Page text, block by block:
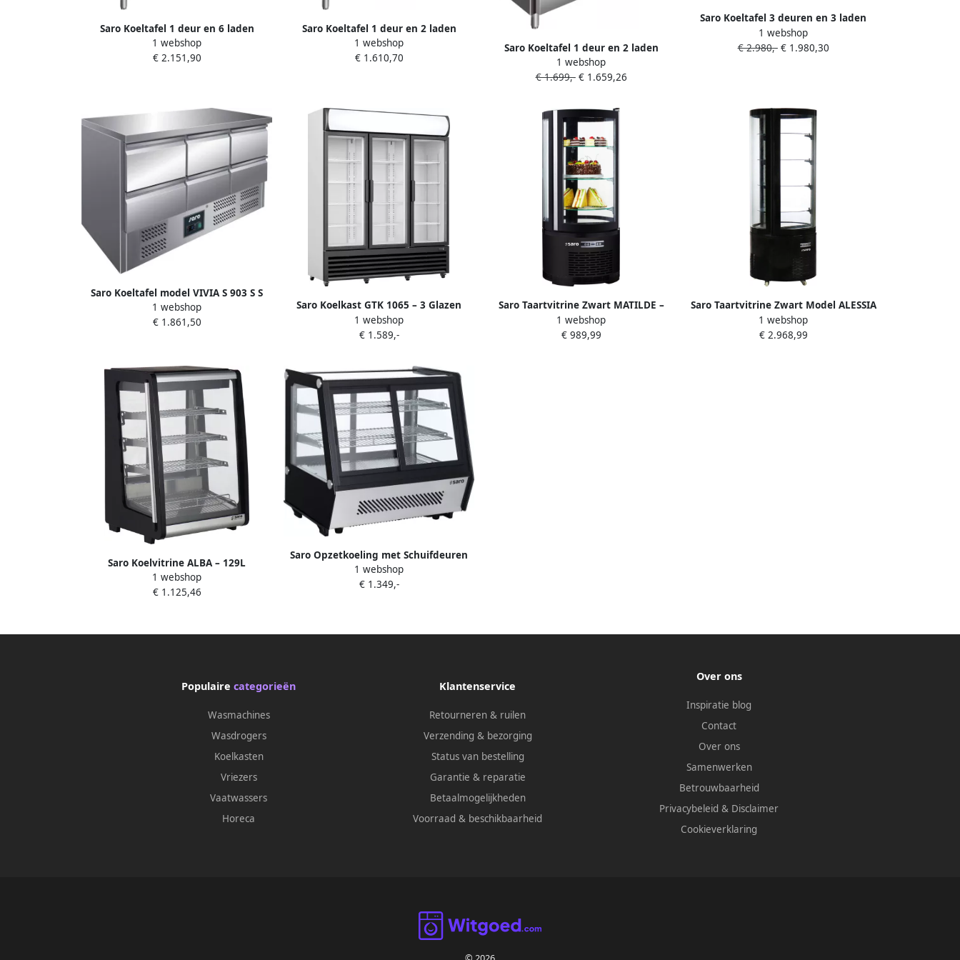
Saro Koeltafel 1 deur en 6 laden
Compressor uitneembaar 323-10719
1 webshop
€ 2.151,90
Saro Koeltafel 1 deur en 2 laden
Compressor uitneembaar 323-10716
1 webshop
€ 1.610,70
Saro Koeltafel 1 deur en 2 laden
Compressor uitneembaar 323-10701
1 webshop
€ 1.699,-€ 1.659,26
Saro Koeltafel 3 deuren en 3 laden
Compressor uitneembaar 323-10722
1 webshop
€ 2.980,-€ 1.980,30
Saro Koeltafel model VIVIA S 903 S S
TOP 6 x 1 2
1 webshop
€ 1.861,50
Saro Koelkast GTK 1065 – 3 Glazen
Deuren – 1065 L – LED Verlichting –
Reclame Display – Professionele Horeca
1 webshop
€ 1.589,-
Saro Taartvitrine Zwart MATILDE –
100L Koelvitrine met LED – Voor Gebak
& Snacks – Nu Bestellen voor de
1 webshop
€ 989,99
Saro Taartvitrine Zwart Model ALESSIA
Horeca & Professioneel
1 webshop
€ 2.968,99
Saro Koelvitrine ALBA – 129L
Koeltoonbank met LED & 3 Glazen
Planken – Voor Horeca & Bakkerij
1 webshop
€ 1.125,46
Saro Opzetkoeling met Schuifdeuren
voor en Achter Model SELF205 Horeca
& Professioneel
1 webshop
€ 1.349,-
Populaire categorieën
Wasmachines
Wasdrogers
Koelkasten
Vriezers
Vaatwassers
Horeca
Klantenservice
Retourneren & ruilen
Verzending & bezorging
Status van bestelling
Garantie & reparatie
Betaalmogelijkheden
Voorraad & beschikbaarheid
Over ons
Inspiratie blog
Contact
Over ons
Samenwerken
Betrouwbaarheid
Privacybeleid & Disclaimer
Cookieverklaring